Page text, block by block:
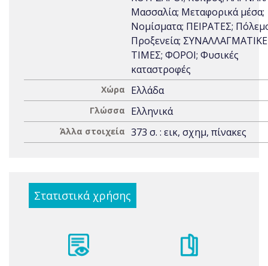
Μασσαλία; Μεταφορικά μέσα;
Νομίσματα; ΠΕΙΡΑΤΕΣ;
Προξενεία;
ΤΙΜΕΣ; ΦΟΡΟΙ; Φυσικές
καταστροφές
Χώρα Ελλάδα
Γλώσσα Ελληνικά
Άλλα στοιχεία 373 σ. : εικ, σχημ, πίνακες
Στατιστικά χρήσης